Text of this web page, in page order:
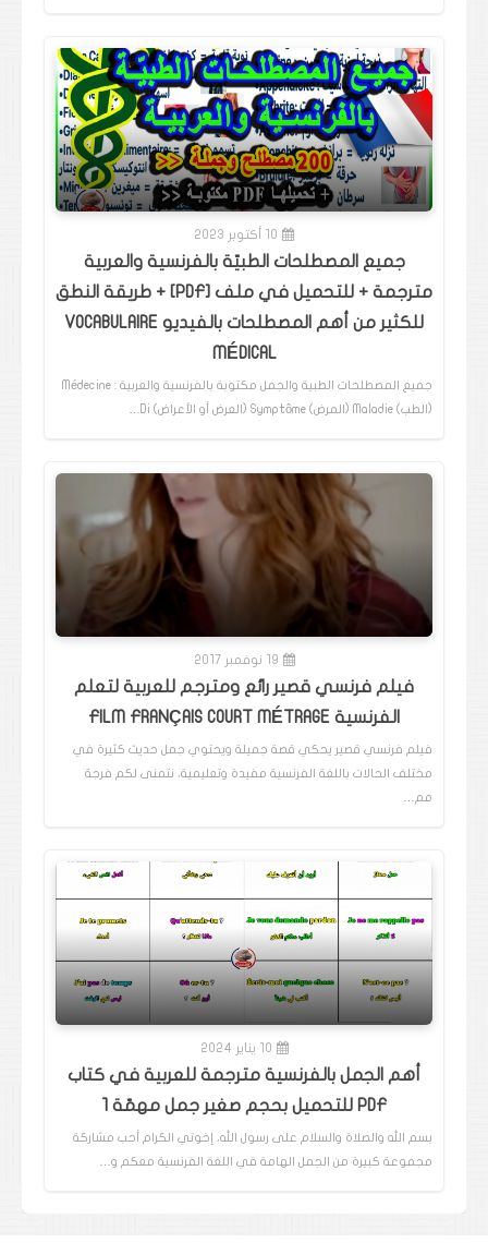
10 أكتوبر 2023
جميع المصطلحات الطبيّة بالفرنسية والعربية
مترجمة + للتحميل في ملف [PDF] + طريقة النطق
للكثير من أهم المصطلحات بالفيديو VOCABULAIRE
MÉDICAL
جميع المصطلحات الطبية والجمل مكتوبة بالفرنسية والعربية : Médecine
(الطب) Maladie (المرض) Symptôme (العرض أو الأعراض) Di…
19 نوفمبر 2017
فيلم فرنسي قصير رائع ومترجم للعربية لتعلم
الفرنسية FILM FRANÇAIS COURT MÉTRAGE
فيلم فرنسي قصير يحكي قصة جميلة ويحتوي جمل حديث كثيرة في
مختلف الحالات باللغة الفرنسية مفيدة وتعليمية، نتمنى لكم فرجة
مم…
10 يناير 2024
أهم الجمل بالفرنسية مترجمة للعربية في كتاب
PDF للتحميل بحجم صغير جمل مهمّة 1
بسم الله والصلاة والسلام على رسول الله، إخوتي الكرام أحب مشاركة
مجموعة كبيرة من الجمل الهامة في اللغة الفرنسية معكم و…